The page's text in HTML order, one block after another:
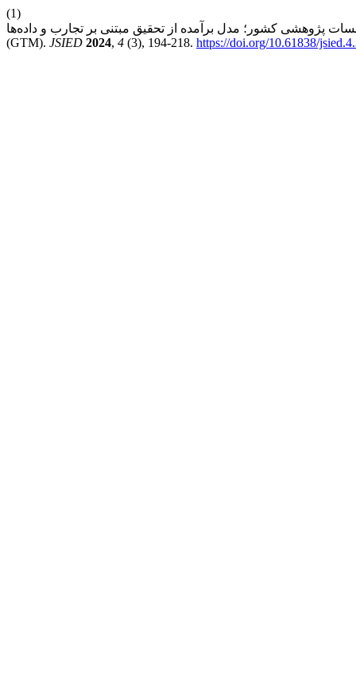
(1)
پژوهشی کشور؛ مدل برآمده از تحقیق مبتنی بر تجارب و داده‌ها
(GTM). JSIED 2024, 4 (3), 194-218. https://doi.org/10.61838/